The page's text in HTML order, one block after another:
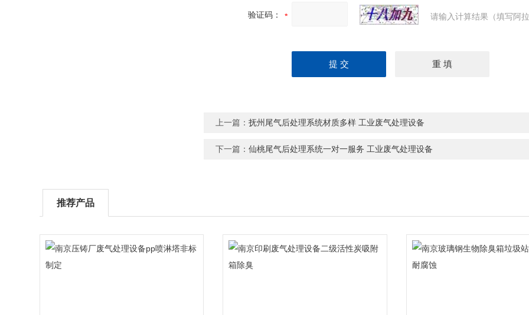
验证码： 请输入计算结果（填写阿
上一篇：抚州尾气后处理系统材质多样 工业废气处理设备
下一篇：仙桃尾气后处理系统一对一服务 工业废气处理设备
推荐产品